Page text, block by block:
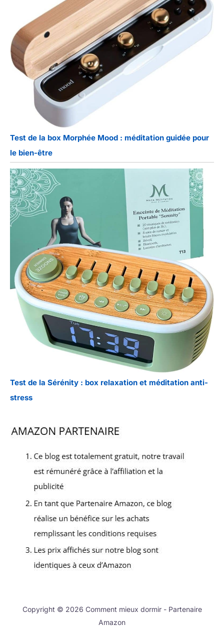
Test de la box Morphée Mood : méditation guidée pour
le bien-être
Test de la Sérénity : box relaxation et méditation anti-
stress
Copyright © 2026 Comment mieux dormir - Partenaire
Amazon